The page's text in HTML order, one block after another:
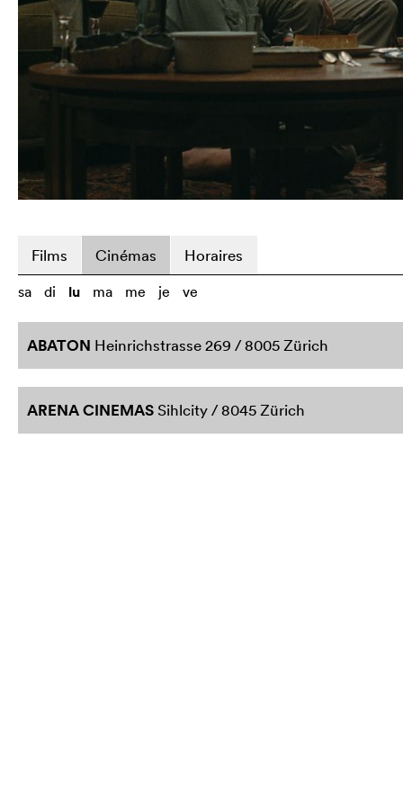
Films Cinémas Horaires
sa di lu ma me je ve
ABATON Heinrichstrasse 269 / 8005 Zürich
ARENA CINEMASSihlcity / 8045 Zürich